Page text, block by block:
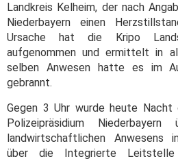
Landkreis Kelheim, der nach
Niederbayern einen
Ursache hat die Kripo
aufgenommen und ermittelt in
selben Anwesen hatte es im
gebrannt.
Gegen 3 Uhr wurde heute Nacht
Polizeipräsidium
landwirtschaftlichen Anwesens
über die Integrierte